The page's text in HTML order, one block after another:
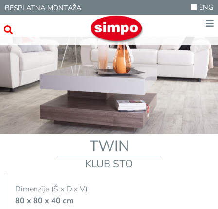
BESPLATNA MONTAŽA ENG
TWIN
KLUB STO
Dimenzije (Š x D x V)
80 x 80 x 40 cm